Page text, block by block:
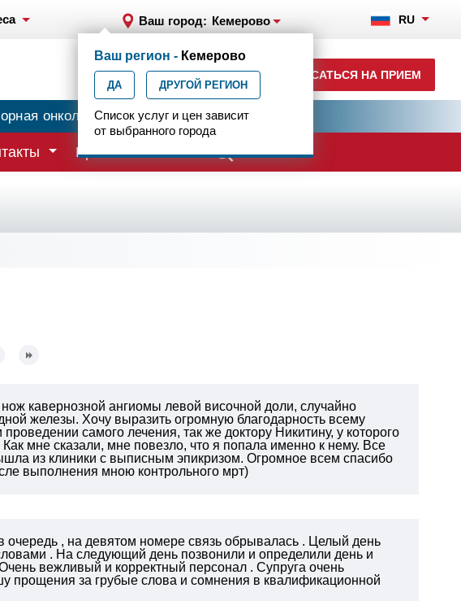
Ваш город: Кемерово RU
+7 (3842) 65-77-03
ежедн. 7.00-24.00
ЗАПИСАТЬСЯ НА ПРИЕМ
Ваш регион - Кемерово
ДА ДРУГОЙ РЕГИОН
Список услуг и цен зависит
от выбранного города
онкология Центр эпилептологии
Врачи
кавернозной ангиомы левой височной доли, случайно
железы. Хочу выразить огромную благодарность всему
самого лечения, так же доктору Никитину, у которого
мне сказали, мне повезло, что я попала именно к нему. Все
из клиники с выписным эпикризом. Огромное всем спасибо
выполнения мною контрольного мрт)
, на девятом номере связь обрывалась . Целый день
. На следующий день позвонили и определили день и
вежливый и корректный персонал . Супруга очень
прощения за грубые слова и сомнения в квалификационной